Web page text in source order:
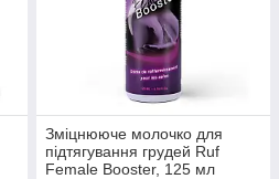
Зміцнююче молочко для
підтягування грудей Ruf
Female Booster, 125 мл